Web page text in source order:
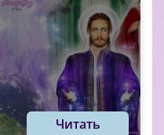
Читать